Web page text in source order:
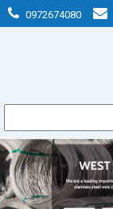
0972674080